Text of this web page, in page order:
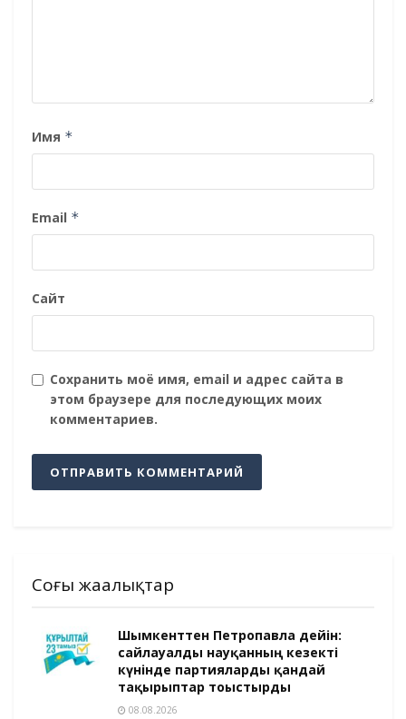
Имя *
Email *
Сайт
Сохранить моё имя, email и адрес сайта в
этом браузере для последующих моих
комментариев.
Соңғы жаңалықтар
Шымкенттен Петропавлға дейін:
сайлауалды науқанның кезекті
күнінде партияларды қандай
тақырыптар тоғыстырды
08.08.2026